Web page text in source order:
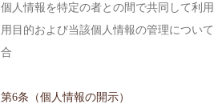
個人情報を特定の者との間で共同して利
用目的および当該個人情報の管理につい
合
第6条（個人情報の開示）